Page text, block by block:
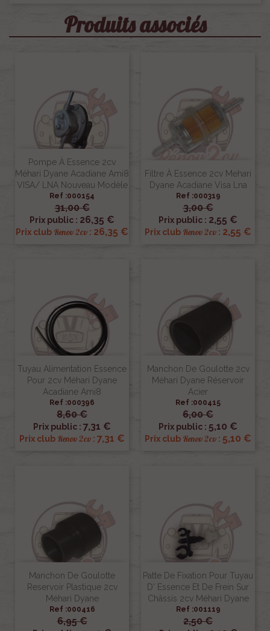
Produits associés
Pompe À Essence 2cv
Méhari Dyane Acadiane Ami8
VISA/ LNA Nouveau Modèle
Ref :000154
31,00 €
Prix public : 26,35 €
Prix club Renov 2cv : 26,35 €
Filtre À Essence 2cv Mehari
Dyane Acadiane Visa Lna
Ref :000319
3,00 €
Prix public : 2,55 €
Prix club Renov 2cv : 2,55 €
Tuyau Alimentation Essence
Pour 2cv Méhari Dyane
Acadiane Ami8
Ref :000396
8,60 €
Prix public : 7,31 €
Prix club Renov 2cv : 7,31 €
Manchon De Goulotte 2cv
Méhari Dyane Réservoir
Acier
Ref :000415
6,00 €
Prix public : 5,10 €
Prix club Renov 2cv : 5,10 €
Manchon De Goulotte
Reservoir Plastique 2cv
Méhari Dyane
Ref :000416
6,95 €
Patte De Fixation Pour Tuyau
D' Essence Et De Frein Sur
Châssis 2cv Méhari Dyane
Ref :001119
2,50 €